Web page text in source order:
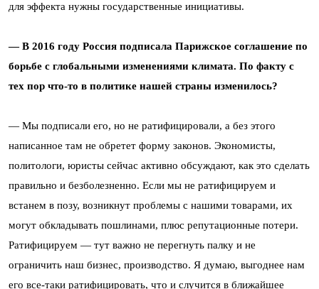
для эффекта нужны государственные инициативы.
— В 2016 году Россия подписала Парижское соглашение по
борьбе с глобальными изменениями климата. По факту с
тех пор что-то в политике нашей страны изменилось?
— Мы подписали его, но не ратифицировали, а без этого
написанное там не обретет форму законов. Экономисты,
политологи, юристы сейчас активно обсуждают, как это сделать
правильно и безболезненно. Если мы не ратифицируем и
встанем в позу, возникнут проблемы с нашими товарами, их
могут обкладывать пошлинами, плюс репутационные потери.
Ратифицируем — тут важно не перегнуть палку и не
ограничить наш бизнес, производство. Я думаю, выгоднее нам
его все-таки ратифицировать, что и случится в ближайшее